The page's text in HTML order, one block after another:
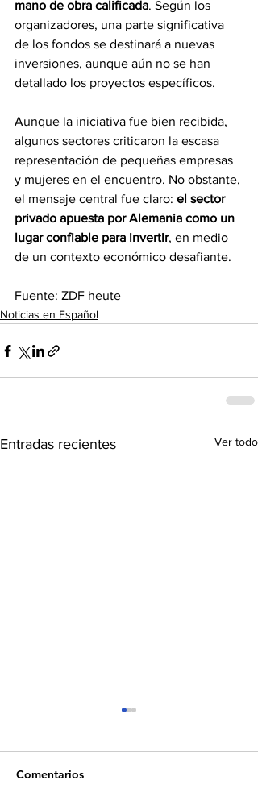
mano de obra calificada. Según los
organizadores, una parte significativa
de los fondos se destinará a nuevas
inversiones, aunque aún no se han
detallado los proyectos específicos.
Aunque la iniciativa fue bien recibida,
algunos sectores criticaron la escasa
representación de pequeñas empresas
y mujeres en el encuentro. No obstante,
el mensaje central fue claro: el sector
privado apuesta por Alemania como un
lugar confiable para invertir, en medio
de un contexto económico desafiante.
Fuente: ZDF heute
Noticias en Español
Entradas recientes Ver todo
Comentarios